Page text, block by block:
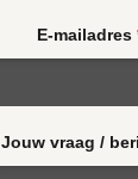
E-mailadres
Jouw vraag /